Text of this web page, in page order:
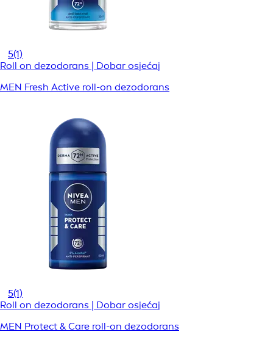
5(1)
Roll on dezodorans | Dobar osjećaj
MEN Fresh Active roll-on dezodorans
5(1)
Roll on dezodorans | Dobar osjećaj
MEN Protect & Care roll-on dezodorans